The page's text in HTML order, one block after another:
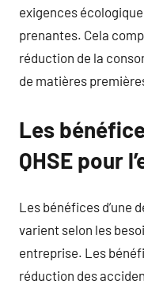
exigences
prenantes. Cela
réduction de la
de matières
Les
QHSE pour
Les bénéfices d’une
varient selon les
entreprise. Les
réduction des